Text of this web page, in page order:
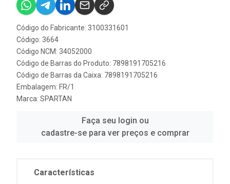
Código do Fabricante: 3100331601
Código: 3664
Código NCM: 34052000
Código de Barras do Produto: 7898191705216
Código de Barras da Caixa: 7898191705216
Embalagem: FR/1
Marca: SPARTAN
Faça seu login ou
cadastre-se para ver preços e comprar
Características